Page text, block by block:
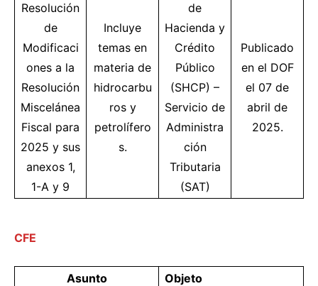
Resolución
de
Modificaci
ones a la
Resolución
Miscelánea
Fiscal para
2025 y sus
anexos 1,
1-A y 9
Incluye
temas en
materia de
hidrocarbu
ros y
petrolífero
s.
de
Hacienda y
Crédito
Público
(SHCP) –
Servicio de
Administra
ción
Tributaria
(SAT)
Publicado
en el DOF
el 07 de
abril de
2025.
CFE
Asunto Objeto